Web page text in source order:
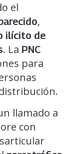
el
,
ilícito de
. La PNC
para
llamado a
con